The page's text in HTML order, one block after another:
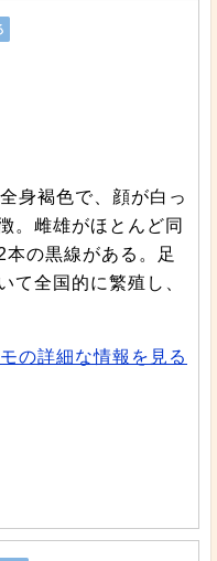
身褐色で、顔が白っ
。雌雄がほとんど同
の黒線がある。足
て全国的に繁殖し、
の詳細な情報を見る